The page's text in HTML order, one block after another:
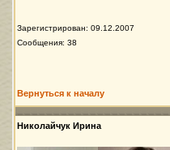
Зарегистрирован: 09.12.2007
Сообщения: 38
Вернуться к началу
Николайчук Ирина